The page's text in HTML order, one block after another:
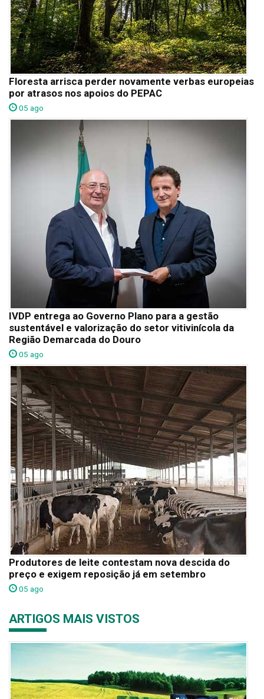
Floresta arrisca perder novamente verbas europeias
por atrasos nos apoios do PEPAC
05 ago
IVDP entrega ao Governo Plano para a gestão
sustentável e valorização do setor vitivinícola da
Região Demarcada do Douro
05 ago
Produtores de leite contestam nova descida do
preço e exigem reposição já em setembro
05 ago
ARTIGOS MAIS VISTOS